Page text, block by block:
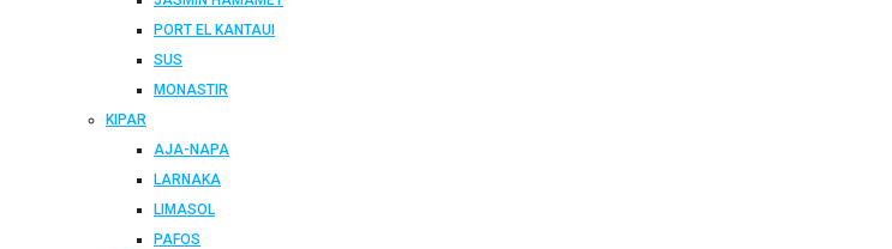
PORT EL KANTAUI
SUS
MONASTIR
KIPAR
AJA-NAPA
LARNAKA
LIMASOL
PAFOS